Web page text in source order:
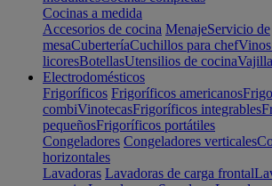
Cocinas a medida
Accesorios de cocina MenajeServicio de
mesaCuberteríaCuchillos para chef
licoresBotellasUtensilios de cocinaVajilla
Electrodomésticos
Frigoríficos Frigoríficos americanos
combiVinotecasFrigoríficos integrables
pequeñosFrigoríficos portátiles
Congeladores Congeladores verticales
horizontales
Lavadoras Lavadoras de carga frontal